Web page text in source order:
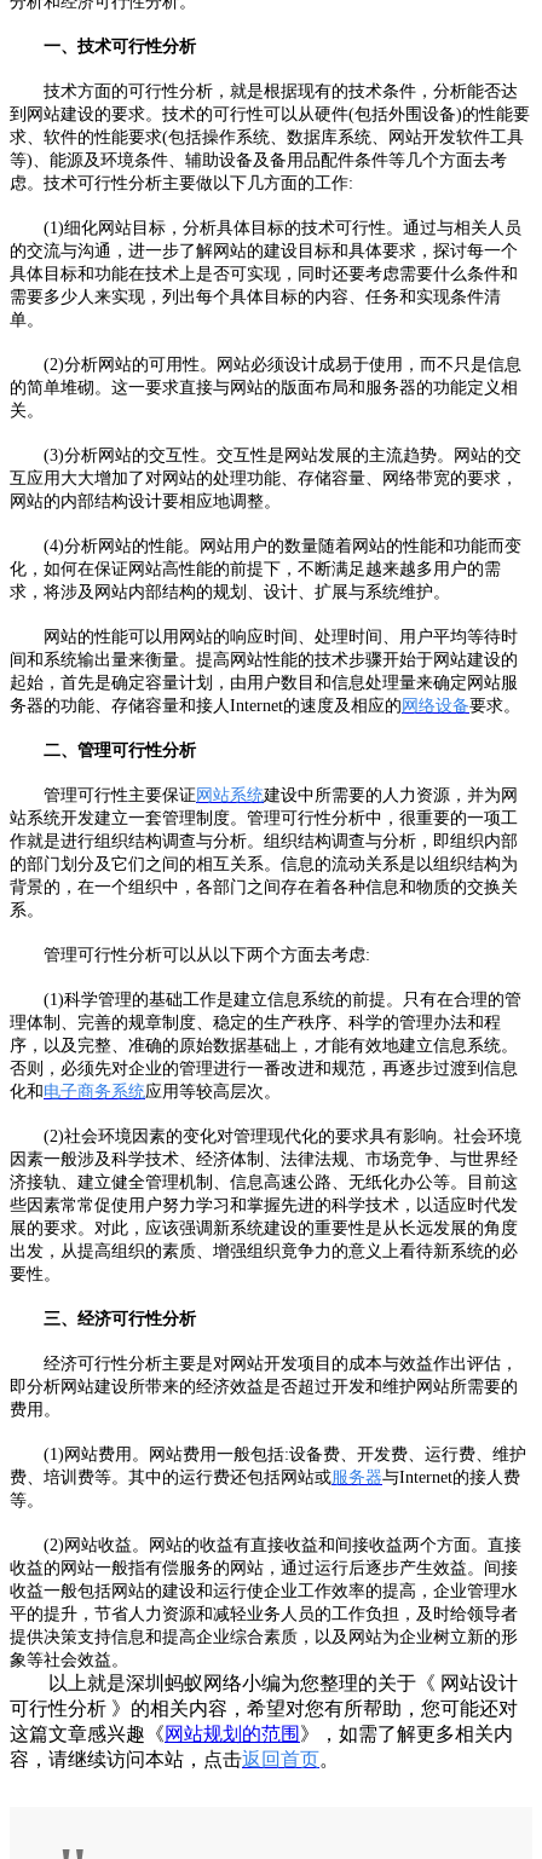
一、技术可行性分析
技术方面的可行性分析，就是根据现有的技术条件，分析能否达
到网站建设的要求。技术的可行性可以从硬件(包括外围设备)的性能要
求、软件的性能要求(包括操作系统、数据库系统、网站开发软件工具
等)、能源及环境条件、辅助设备及备用品配件条件等几个方面去考
虑。技术可行性分析主要做以下几方面的工作:
(1)细化网站目标，分析具体目标的技术可行性。通过与相关人员
的交流与沟通，进一步了解网站的建设目标和具体要求，探讨每一个
具体目标和功能在技术上是否可实现，同时还要考虑需要什么条件和
需要多少人来实现，列出每个具体目标的内容、任务和实现条件清
单。
(2)分析网站的可用性。网站必须设计成易于使用，而不只是信息
的简单堆砌。这一要求直接与网站的版面布局和服务器的功能定义相
关。
(3)分析网站的交互性。交互性是网站发展的主流趋势。网站的交
互应用大大增加了对网站的处理功能、存储容量、网络带宽的要求，
网站的内部结构设计要相应地调整。
(4)分析网站的性能。网站用户的数量随着网站的性能和功能而变
化，如何在保证网站高性能的前提下，不断满足越来越多用户的需
求，将涉及网站内部结构的规划、设计、扩展与系统维护。
网站的性能可以用网站的响应时间、处理时间、用户平均等待时
间和系统输出量来衡量。提高网站性能的技术步骤开始于网站建设的
起始，首先是确定容量计划，由用户数目和信息处理量来确定网站服
务器的功能、存储容量和接人Internet的速度及相应的 网络设备要求。
二、管理可行性分析
管理可行性主要保证 网站系统建设中所需要的人力资源，并为网
站系统开发建立一套管理制度。管理可行性分析中，很重要的一项工
作就是进行组织结构调查与分析。组织结构调查与分析，即组织内部
的部门划分及它们之间的相互关系。信息的流动关系是以组织结构为
背景的，在一个组织中，各部门之间存在着各种信息和物质的交换关
系。
管理可行性分析可以从以下两个方面去考虑:
(1)科学管理的基础工作是建立信息系统的前提。只有在合理的管
理体制、完善的规章制度、稳定的生产秩序、科学的管理办法和程
序，以及完整、准确的原始数据基础上，才能有效地建立信息系统。
否则，必须先对企业的管理进行一番改进和规范，再逐步过渡到信息
化和 电子商务系统应用等较高层次。
(2)社会环境因素的变化对管理现代化的要求具有影响。社会环境
因素一般涉及科学技术、经济体制、法律法规、市场竞争、与世界经
济接轨、建立健全管理机制、信息高速公路、无纸化办公等。目前这
些因素常常促使用户努力学习和掌握先进的科学技术，以适应时代发
展的要求。对此，应该强调新系统建设的重要性是从长远发展的角度
出发，从提高组织的素质、增强组织竟争力的意义上看待新系统的必
要性。
三、经济可行性分析
经济可行性分析主要是对网站开发项目的成本与效益作出评估，
即分析网站建设所带来的经济效益是否超过开发和维护网站所需要的
费用。
(1)网站费用。网站费用一般包括:设备费、开发费、运行费、维护
费、培训费等。其中的运行费还包括网站或服务器与Internet的接人费
等。
(2)网站收益。网站的收益有直接收益和间接收益两个方面。直接
收益的网站一般指有偿服务的网站，通过运行后逐步产生效益。间接
收益一般包括网站的建设和运行使企业工作效率的提高，企业管理水
平的提升，节省人力资源和减轻业务人员的工作负担，及时给领导者
提供决策支持信息和提高企业综合素质，以及网站为企业树立新的形
象等社会效益。
以上就是深圳蚂蚁网络小编为您整理的关于《 网站设计
可行性分析 》的相关内容，希望对您有所帮助，您可能还对
这篇文章感兴趣《网站规划的范围 》，如需了解更多相关内
容，请继续访问本站，点击返回首页。